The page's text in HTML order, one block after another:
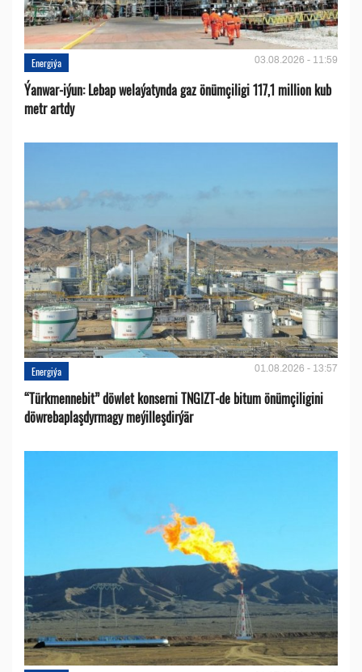
Energiýa 03.08.2026 - 11:59
Ýanwar-iýun: Lebap welaýatynda gaz önümçiligi 117,1 million kub
metr artdy
Energiýa 01.08.2026 - 13:57
“Türkmennebit” döwlet konserni TNGIZT-de bitum önümçiligini
döwrebaplaşdyrmagy meýilleşdirýär